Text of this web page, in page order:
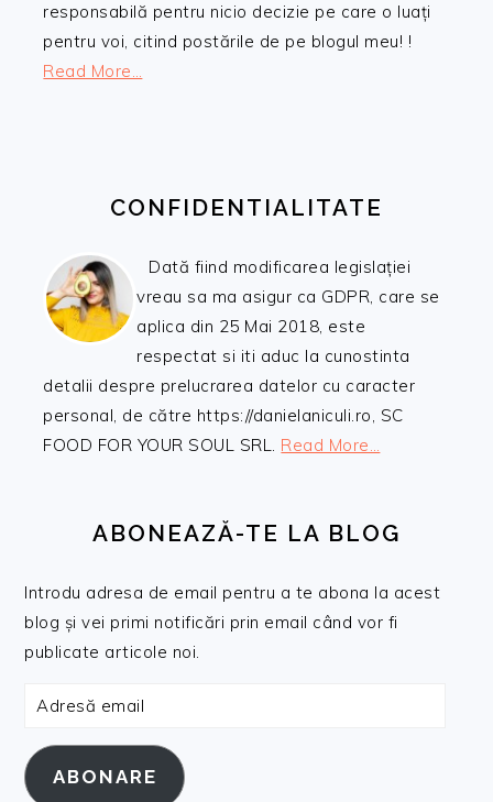
responsabilă pentru nicio decizie pe care o luați
pentru voi, citind postările de pe blogul meu! !
Read More…
CONFIDENTIALITATE
Dată fiind modificarea legislației
vreau sa ma asigur ca GDPR, care se
aplica din 25 Mai 2018, este
respectat si iti aduc la cunostinta
detalii despre prelucrarea datelor cu caracter
personal, de către https://danielaniculi.ro, SC
FOOD FOR YOUR SOUL SRL. Read More…
ABONEAZĂ-TE LA BLOG
Introdu adresa de email pentru a te abona la acest
blog și vei primi notificări prin email când vor fi
publicate articole noi.
Adresă
ABONARE